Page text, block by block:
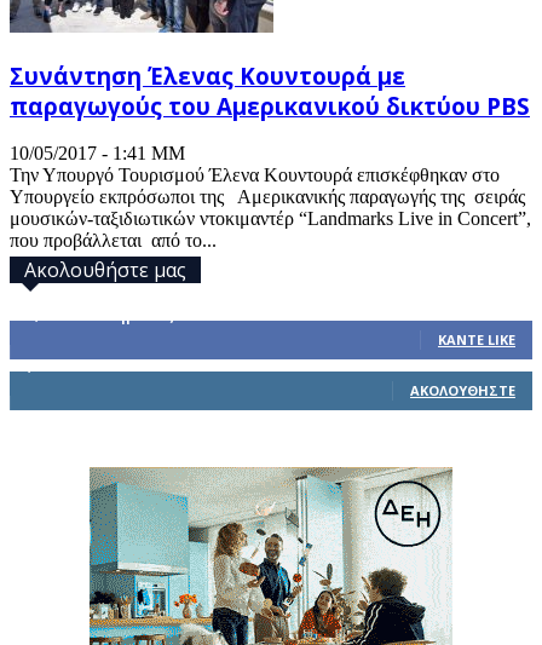
Συνάντηση Έλενας Κουντουρά με
παραγωγούς του Αμερικανικού δικτύου PBS
10/05/2017 - 1:41 ΜΜ
Την Υπουργό Τουρισμού Έλενα Κουντουρά επισκέφθηκαν στο
Υπουργείο εκπρόσωποι της Αμερικανικής παραγωγής της σειράς
μουσικών-ταξιδιωτικών ντοκιμαντέρ “Landmarks Live in Concert”,
που προβάλλεται από το...
Ακολουθήστε μας
ΚΆΝΤΕ LIKE
ΑΚΟΛΟΥΘΉΣΤΕ